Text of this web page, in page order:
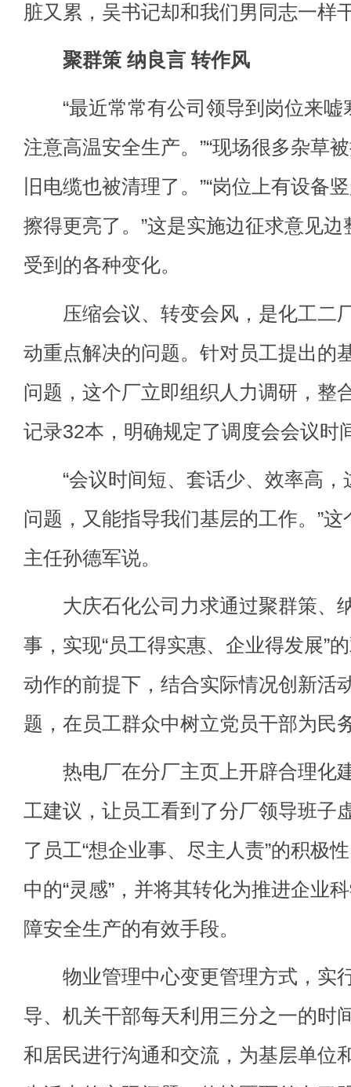
脏又累，吴书记却和我们男同志一样
聚群策 纳良言 转作风
“最近常常有公司领导到岗位来嘘
注意高温安全生产。”“现场很多杂草
旧电缆也被清理了。”“岗位上有设备
擦得更亮了。”这是实施边征求意见
受到的各种变化。
压缩会议、转变会风，是化工二
动重点解决的问题。针对员工提出的
问题，这个厂立即组织人力调研，整
记录32本，明确规定了调度会会议时
“会议时间短、套话少、效率高，
问题，又能指导我们基层的工作。”
主任孙德军说。
大庆石化公司力求通过聚群策、
事，实现“员工得实惠、企业得发展”
动作的前提下，结合实际情况创新活
题，在员工群众中树立党员干部为民
热电厂在分厂主页上开辟合理化
工建议，让员工看到了分厂领导班子
了员工“想企业事、尽主人责”的积极
中的“灵感”，并将其转化为推进企业
障安全生产的有效手段。
物业管理中心变更管理方式，实行
导、机关干部每天利用三分之一的时
和居民进行沟通和交流，为基层单位